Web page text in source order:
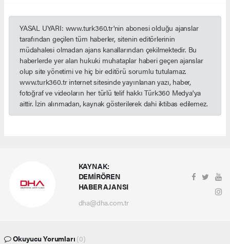
YASAL UYARI: www.turk360.tr'nin abonesi olduğu ajanslar
tarafından geçilen tüm haberler, sitenin editörlerinin
müdahalesi olmadan ajans kanallarından çekilmektedir. Bu
haberlerde yer alan hukuki muhataplar haberi geçen ajanslar
olup site yönetimi ve hiç bir editörü sorumlu tutulamaz.
www.turk360.tr internet sitesinde yayınlanan yazı, haber,
fotoğraf ve videoların her türlü telif hakkı Türk360 Medya'ya
aittir. İzin alınmadan, kaynak gösterilerek dahi iktibas edilemez.
KAYNAK:
DEMİRÖREN
HABER AJANSI
dha@dha.com.tr
Okuyucu Yorumları (0)